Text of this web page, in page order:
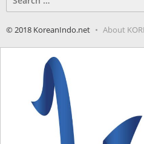
for:
© 2018 KoreanIndo.net About